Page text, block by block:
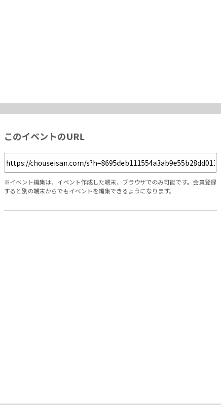
このイベントのURL
※イベント編集は、イベント作成した端末、ブラウザでのみ可能です。会員登録
すると別の端末からでもイベントを編集できるようになります。